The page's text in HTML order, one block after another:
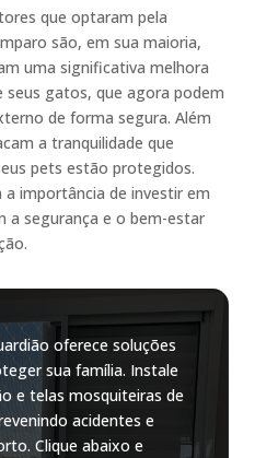
que optaram pela
são, em sua maioria,
uma significativa melhora
seus gatos, que agora podem
de forma segura. Além
a tranquilidade que
pets estão protegidos.
a importância de investir em
a segurança e o bem-estar
oferece soluções
sua família. Instale
e telas mosquiteiras de
acidentes e
Clique abaixo e